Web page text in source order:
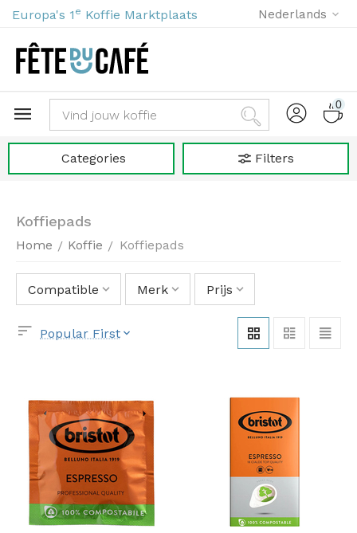
Europa's 1 e Koffie Marktplaats Nederlands
0
Categories Filters
Koffiepads
Home / Koffie / Koffiepads
Compatible Merk Prijs
Popular First